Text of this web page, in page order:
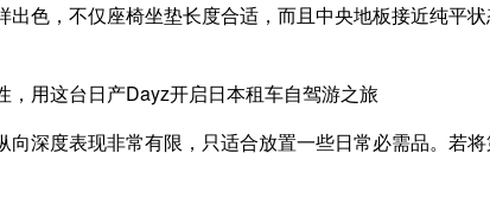
出色，不仅座椅坐垫长度合适，而且中央地板接近纯平
向深度表现非常有限，只适合放置一些日常必需品。若